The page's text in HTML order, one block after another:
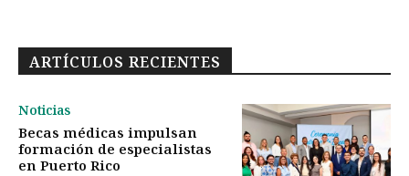
ARTÍCULOS RECIENTES
Noticias
Becas médicas impulsan
formación de especialistas
en Puerto Rico